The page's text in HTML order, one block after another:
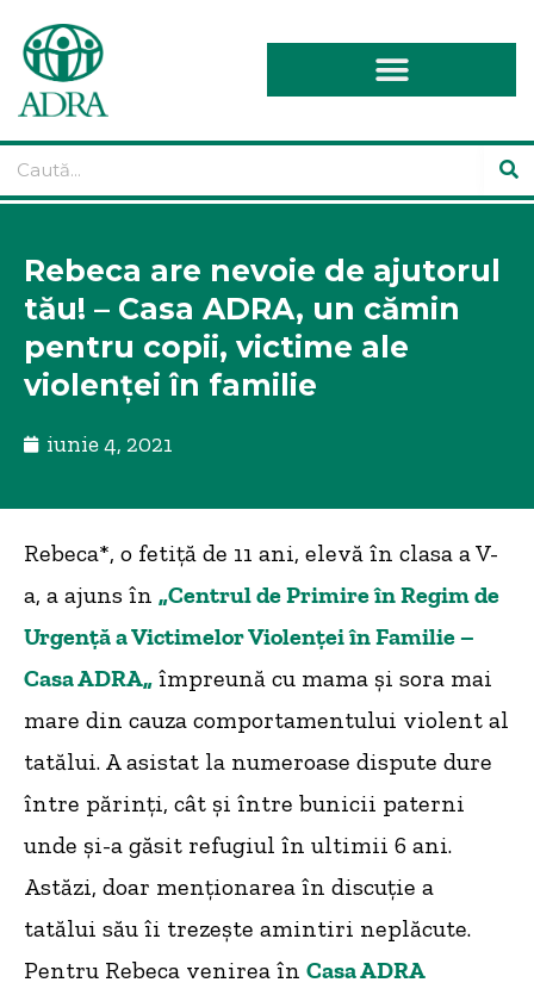
Rebeca are nevoie de ajutorul
tău! – Casa ADRA, un cămin
pentru copii, victime ale
violenței în familie
iunie 4, 2021
Rebeca*, o fetiță de 11 ani, elevă în clasa a V-
a, a ajuns în „Centrul de Primire în Regim de
Urgenţă a Victimelor Violenţei în Familie –
Casa ADRA„ împreună cu mama și sora mai
mare din cauza comportamentului violent al
tatălui. A asistat la numeroase dispute dure
între părinți, cât și între bunicii paterni
unde și-a găsit refugiul în ultimii 6 ani.
Astăzi, doar menționarea în discuție a
tatălui său îi trezește amintiri neplăcute.
Pentru Rebeca venirea în Casa ADRA